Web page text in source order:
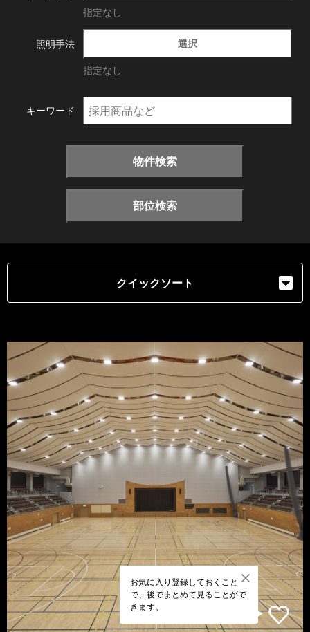
指定なし
照明手法 選択
指定なし
キーワード
物件検索
部位検索
クイックソート
お気に入り登録しておくこと
で、後でまとめて見ることがで
きます。